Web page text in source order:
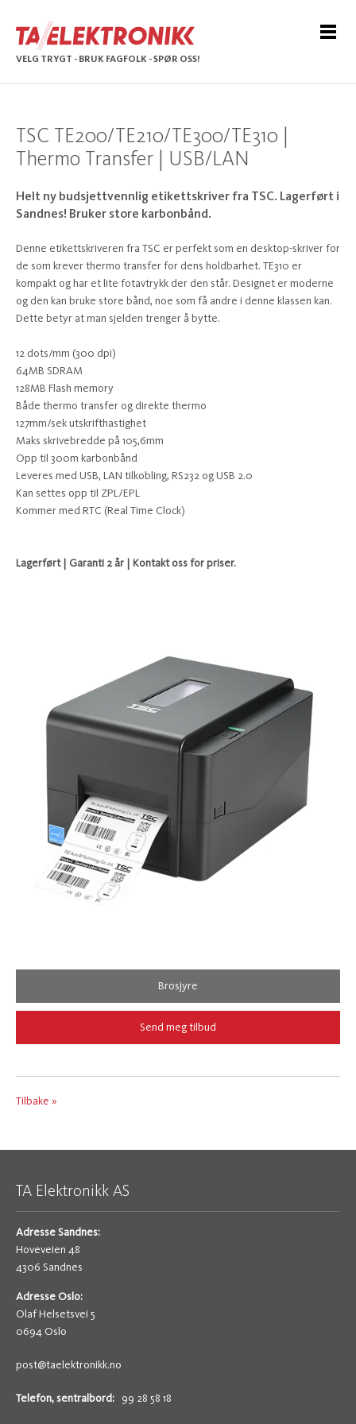
VELG TRYGT - BRUK FAGFOLK - SPØR OSS!
TSC TE200/TE210/TE300/TE310 |
Thermo Transfer | USB/LAN
Helt ny budsjettvennlig etikettskriver fra TSC. Lagerført i
Sandnes! Bruker store karbonbånd.
Denne etikettskriveren fra TSC er perfekt som en desktop-skriver for
de som krever thermo transfer for dens holdbarhet. TE310 er
kompakt og har et lite fotavtrykk der den står. Designet er moderne
og den kan bruke store bånd, noe som få andre i denne klassen kan.
Dette betyr at man sjelden trenger å bytte.
12 dots/mm (300 dpi)
64MB SDRAM
128MB Flash memory
Både thermo transfer og direkte thermo
127mm/sek utskrifthastighet
Maks skrivebredde på 105,6mm
Opp til 300m karbonbånd
Leveres med USB, LAN tilkobling, RS232 og USB 2.0
Kan settes opp til ZPL/EPL
Kommer med RTC (Real Time Clock)
Lagerført | Garanti 2 år | Kontakt oss for priser.
Brosjyre
Send meg tilbud
Tilbake »
TA Elektronikk AS
Adresse Sandnes:
Hoveveien 48
4306 Sandnes
Adresse Oslo:
Olaf Helsetsvei 5
0694 Oslo
post@taelektronikk.no
Telefon, sentralbord: 99 28 58 18